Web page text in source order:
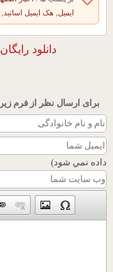
ایمیل
هک ایمیل اساتید
برای ارسال نظر از فرم
داده نمي شود)